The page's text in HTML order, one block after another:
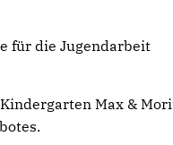
für die Jugendarbeit
Max &